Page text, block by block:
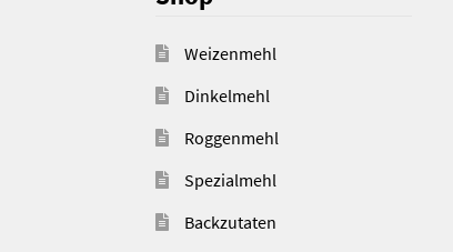
Weizenmehl
Dinkelmehl
Roggenmehl
Spezialmehl
Backzutaten